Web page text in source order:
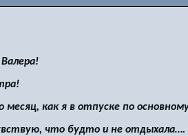
месяц, как я в отпуске по
что будто и не отдыхала….